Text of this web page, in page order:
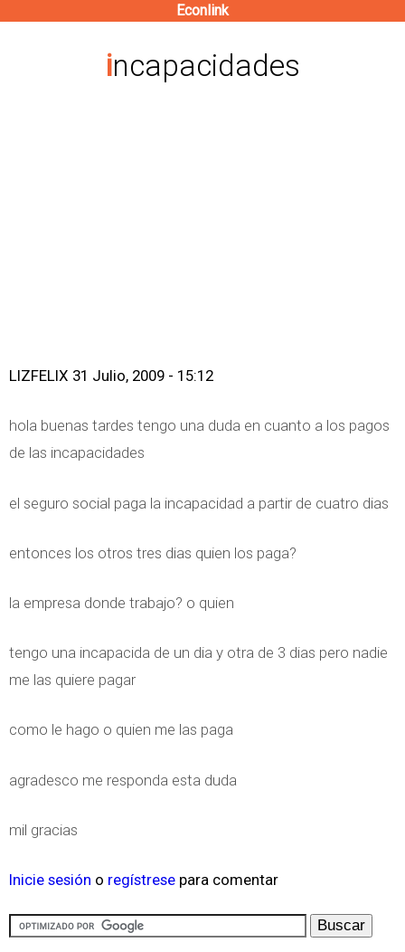
contenido
Econlink
incapacidades
LIZFELIX 31 Julio, 2009 - 15:12
hola buenas tardes tengo una duda en cuanto a los pagos
de las incapacidades
el seguro social paga la incapacidad a partir de cuatro dias
entonces los otros tres dias quien los paga?
la empresa donde trabajo? o quien
tengo una incapacida de un dia y otra de 3 dias pero nadie
me las quiere pagar
como le hago o quien me las paga
agradesco me responda esta duda
mil gracias
Inicie sesión o regístrese para comentar